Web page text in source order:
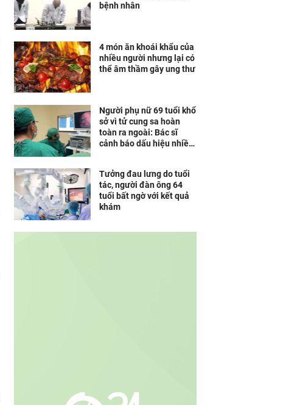
bệnh nhân
4 món ăn khoái khẩu của
nhiều người nhưng lại có
thể âm thầm gây ung thư
Người phụ nữ 69 tuổi khổ
sở vì tử cung sa hoàn
toàn ra ngoài: Bác sĩ
cảnh báo dấu hiệu nhiều
Tưởng đau lưng do tuổi
tác, người đàn ông 64
tuổi bất ngờ với kết quả
khám